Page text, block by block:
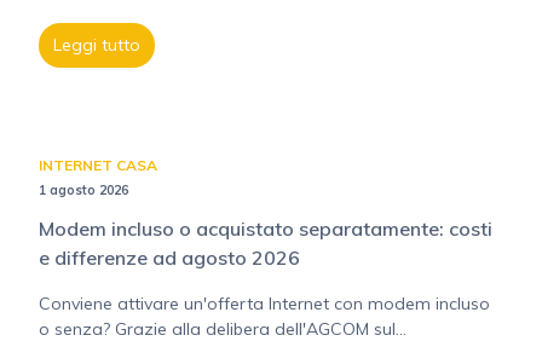
Leggi tutto
INTERNET CASA
1 agosto 2026
Modem incluso o acquistato separatamente: costi
e differenze ad agosto 2026
Conviene attivare un'offerta Internet con modem incluso
o senza? Grazie alla delibera dell'AGCOM sul...